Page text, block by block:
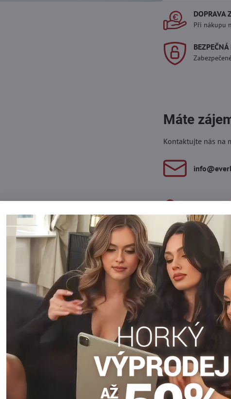
DOPRAVA
Při nákupu
Máte
Kontaktujte nás na
Popis Recenze Diskuse
se saténovým leskem. Vyrobeno z mikrovlákna ve 3D
přiléhají k noze a jsou hedvábně jemné. Ideální zejména pro
1% bavlna
punčochy Hrubé punčochy Punčocháče nad 100 DEN
Facebook
Twitter BlueskyPinterestReddit LinkedIn